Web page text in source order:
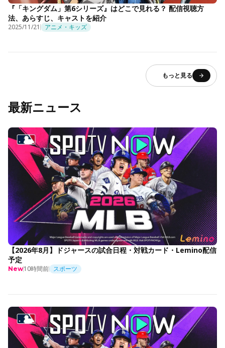
『「キングダム」第6シリーズ』はどこで見れる？ 配信視聴方
法、あらすじ、キャストを紹介
2025/11/21 アニメ・キッズ
もっと見る
最新ニュース
【2026年8月】ドジャースの試合日程・対戦カード・Lemino配信
予定
New10時間前 スポーツ